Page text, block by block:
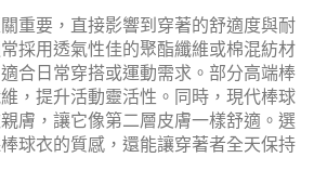
重要，直接影響到穿著的舒適度與耐
採用透氣性佳的聚酯纖維或棉混紡材
合日常穿搭或運動需求。部分高端棒
，提升活動靈活性。同時，現代棒球
膚，讓它像第二層皮膚一樣舒適。選
球衣的質感，還能讓穿著者全天保持